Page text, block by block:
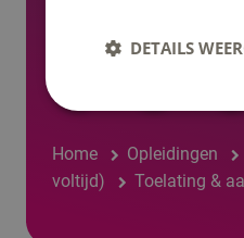
Volg ons op social
Home Opleidingen
voltijd)
Toelating &
DETAILS